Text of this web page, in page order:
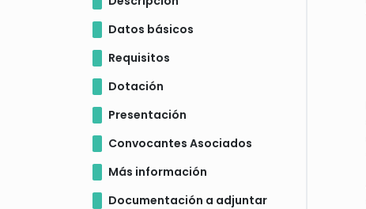
Datos básicos
Requisitos
Dotación
Presentación
Convocantes Asociados
Más información
Documentación a adjuntar